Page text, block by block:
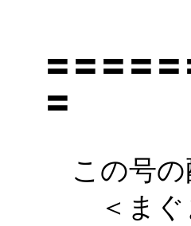
〓〓〓〓
〓
この号の
＜まぐ